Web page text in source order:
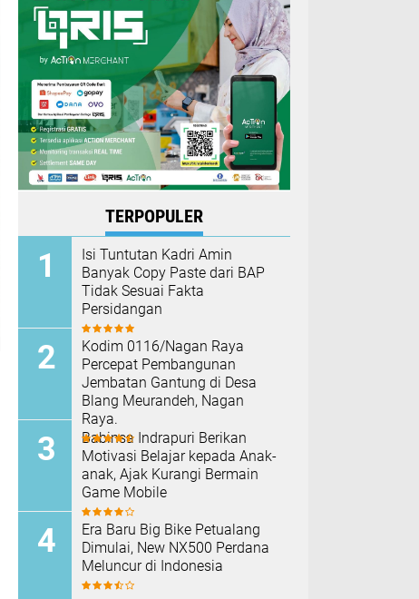
TERPOPULER
Isi Tuntutan Kadri Amin
Banyak Copy Paste dari BAP
Tidak Sesuai Fakta
Persidangan
Kodim 0116/Nagan Raya
Percepat Pembangunan
Jembatan Gantung di Desa
Blang Meurandeh, Nagan
Raya.
Babinsa Indrapuri Berikan
Motivasi Belajar kepada Anak-
anak, Ajak Kurangi Bermain
Game Mobile
Era Baru Big Bike Petualang
Dimulai, New NX500 Perdana
Meluncur di Indonesia